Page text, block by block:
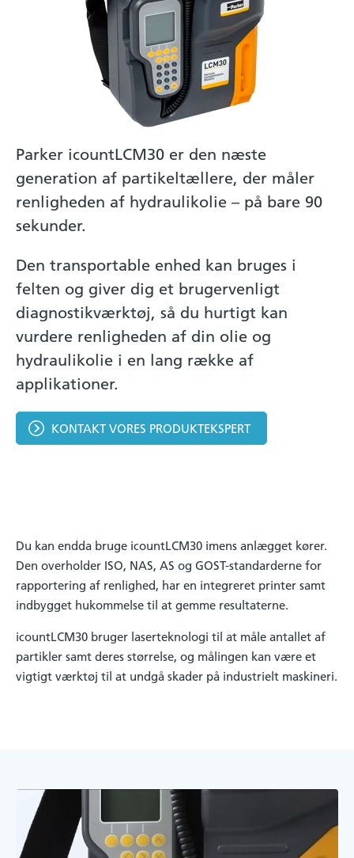
Parker icountLCM30 er den næste
generation af partikeltællere, der måler
renligheden af hydraulikolie – på bare 90
sekunder.
Den transportable enhed kan bruges i
felten og giver dig et brugervenligt
diagnostikværktøj, så du hurtigt kan
vurdere renligheden af din olie og
hydraulikolie i en lang række af
applikationer.
KONTAKT VORES PRODUKTEKSPERT
Du kan endda bruge icountLCM30 imens anlægget kører.
Den overholder ISO, NAS, AS og GOST-standarderne for
rapportering af renlighed, har en integreret printer samt
indbygget hukommelse til at gemme resultaterne.
icountLCM30 bruger laserteknologi til at måle antallet af
partikler samt deres størrelse, og målingen kan være et
vigtigt værktøj til at undgå skader på industrielt maskineri.